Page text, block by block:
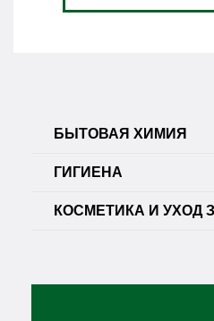
БЫТОВАЯ ХИМИЯ
ГИГИЕНА
КОСМЕТИКА И УХОД